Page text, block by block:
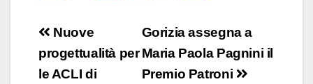
c
e
b
s
k
e
dI
ail n
di
vi
Navigazione
articoli
Gorizia assegna a
Maria Paola Pagnini il
Premio Patroni
Nuove
progettualità per
le ACLI di